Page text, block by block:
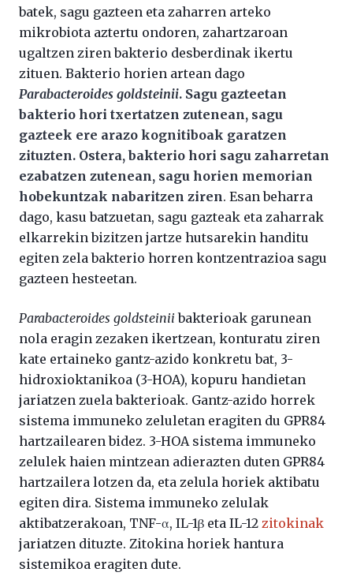
batek, sagu gazteen eta zaharren arteko
mikrobiota aztertu ondoren, zahartzaroan
ugaltzen ziren bakterio desberdinak ikertu
zituen. Bakterio horien artean dago
Parabacteroides goldsteinii. Sagu gazteetan
bakterio hori txertatzen zutenean, sagu
gazteek ere arazo kognitiboak garatzen
zituzten. Ostera, bakterio hori sagu zaharretan
ezabatzen zutenean, sagu horien memorian
hobekuntzak nabaritzen ziren. Esan beharra
dago, kasu batzuetan, sagu gazteak eta zaharrak
elkarrekin bizitzen jartze hutsarekin handitu
egiten zela bakterio horren kontzentrazioa sagu
gazteen hesteetan.
Parabacteroides goldsteiniibakterioak garunean
nola eragin zezaken ikertzean, konturatu ziren
kate ertaineko gantz-azido konkretu bat, 3-
hidroxioktanikoa (3-HOA), kopuru handietan
jariatzen zuela bakterioak. Gantz-azido horrek
sistema immuneko zeluletan eragiten du GPR84
hartzailearen bidez. 3-HOA sistema immuneko
zelulek haien mintzean adierazten duten GPR84
hartzailera lotzen da, eta zelula horiek aktibatu
egiten dira. Sistema immuneko zelulak
aktibatzerakoan, TNF-α, IL-1β eta IL-12 zitokinak
jariatzen dituzte. Zitokina horiek hantura
sistemikoa eragiten dute.